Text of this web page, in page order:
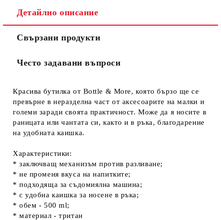
Детайлно описание
Свързани продукти
Често задавани въпроси
Красива бутилка от Bottle & More, която бързо ще се
превърне в неразделна част от аксесоарите на малки и
големи заради своята практичност. Може да я носите в
раницата или чантата си, както и в ръка, благодарение
на удобната каишка.
Характеристики:
* заключващ механизъм против разливане;
* не променя вкуса на напитките;
* подходяща за съдомиялна машина;
* с удобна каишка за носене в ръка;
* обем - 500 ml;
* материал - тритан